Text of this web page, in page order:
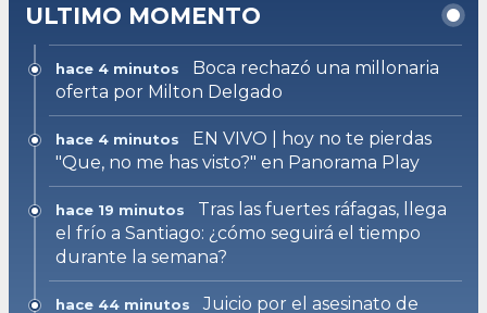
ULTIMO MOMENTO
hace 4 minutos
Boca rechazó una millonaria
oferta por Milton Delgado
hace 4 minutos
EN VIVO | hoy no te pierdas
"Que, no me has visto?" en Panorama Play
hace 19 minutos
Tras las fuertes ráfagas, llega
el frío a Santiago: ¿cómo seguirá el tiempo
durante la semana?
hace 44 minutos
Juicio por el asesinato de